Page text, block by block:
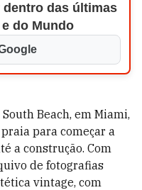
dentro das últimas
do Mundo
Beach, em Miami,
para começar a
a construção. Com
de fotografias
vintage, com